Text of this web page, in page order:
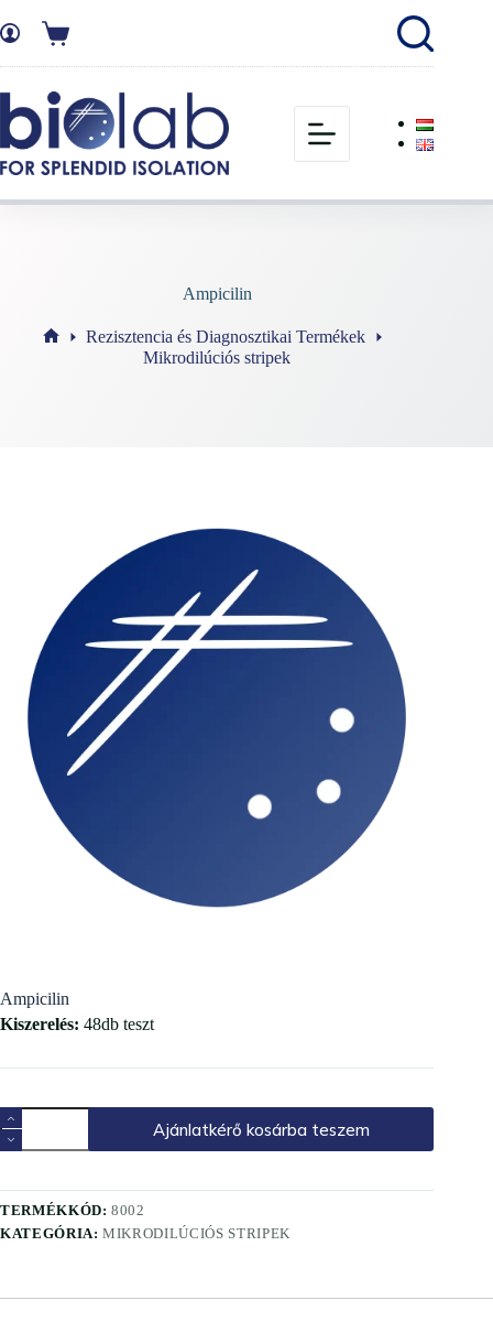
Ampicilin
Rezisztencia és Diagnosztikai Termékek
Mikrodilúciós stripek
Ampicilin
Kiszerelés: 48db teszt
Ajánlatkérő kosárba teszem
TERMÉKKÓD:8002
KATEGÓRIA:MIKRODILÚCIÓS STRIPEK